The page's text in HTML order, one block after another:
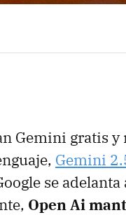
Gemini gratis y
Gemini
se
Open Ai